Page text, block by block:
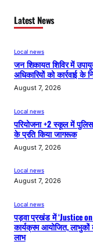
Latest News
Local news
जन शिकायत शिविर में
अधिकारियों को कार्रवाई के
August 7, 2026
Local news
परियोजना +2 स्कूल में पुलिस
के प्रति किया जागरूक
August 7, 2026
Local news
August 7, 2026
Local news
पड़वा प्रखंड में ‘Justice
कार्यक्रम आयोजित,
लाभ